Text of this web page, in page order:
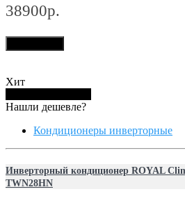
38900р.
Хит
Нашли дешевле?
Кондиционеры инверторные
Инверторный кондиционер ROYAL
TWN28HN